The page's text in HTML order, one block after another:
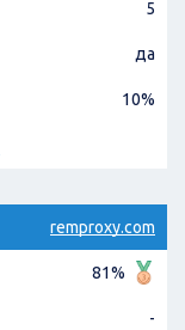
5
да
10%
remproxy.com
81%
-